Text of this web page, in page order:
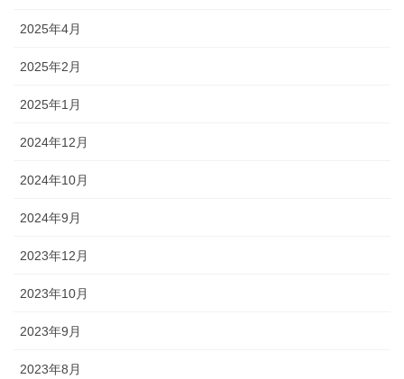
2025年4月
2025年2月
2025年1月
2024年12月
2024年10月
2024年9月
2023年12月
2023年10月
2023年9月
2023年8月